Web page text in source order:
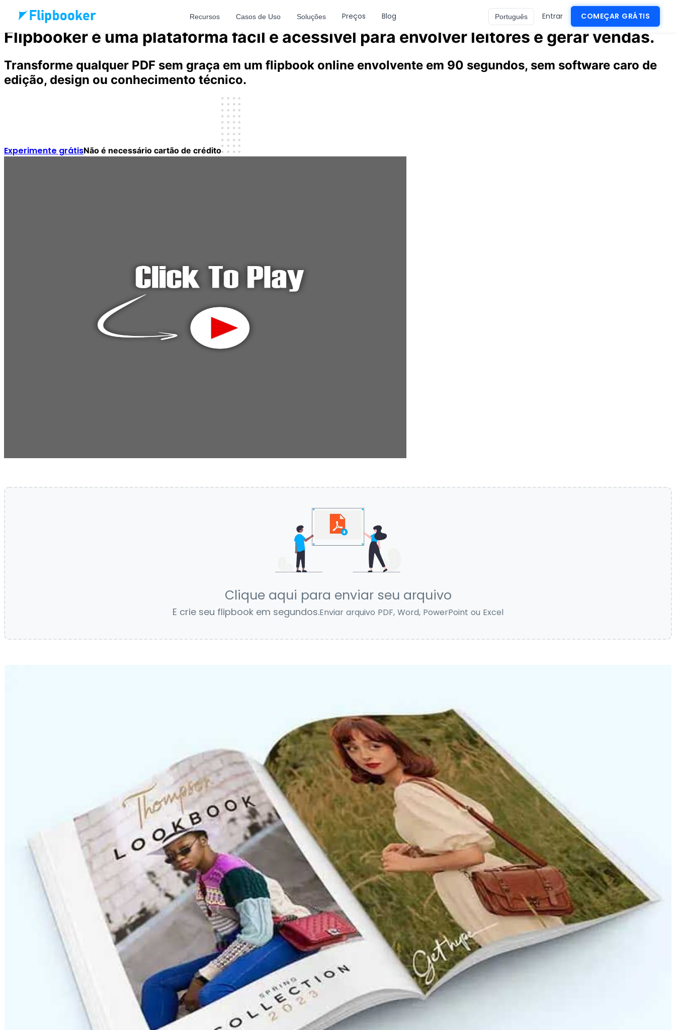
Pular para o conteúdo principal
Recursos Casos de Uso Soluções Preços Blog Português Entrar COMEÇAR GRÁTIS
Flipbooker é uma plataforma fácil e acessível para envolver leitores e gerar vendas.
Transforme qualquer PDF sem graça em um flipbook online envolvente em 90 segundos, sem software caro de
edição, design ou conhecimento técnico.
Experimente grátisNão é necessário cartão de crédito
Clique aqui para enviar seu arquivo
E crie seu flipbook em segundos.Enviar arquivo PDF, Word, PowerPoint ou Excel